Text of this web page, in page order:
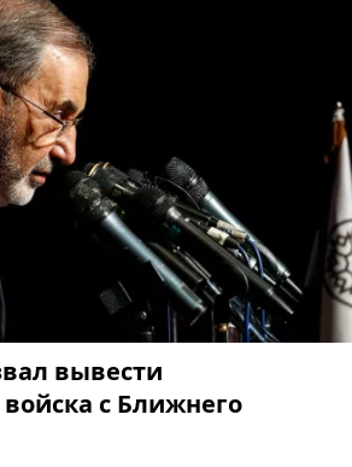
вывести
с Ближнего